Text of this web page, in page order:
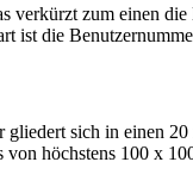
verkürzt zum einen
ist die
sich in einen
höchstens 100 x